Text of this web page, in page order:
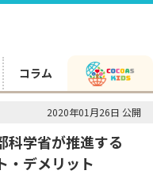
コラム
2020年01月26日 公開
科学省が推進する
・デメリット